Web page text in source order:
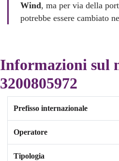
Wind, ma per via della
potrebbe essere cambiato
Informazioni sul
3200805972
Prefisso internazionale
Operatore
Tipologia